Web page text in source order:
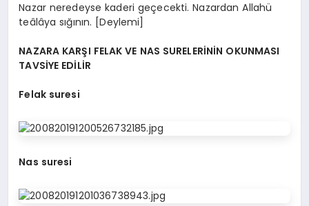
Nazar neredeyse kaderi geçecekti. Nazardan Allahü
teâlâya sığının. [Deylemi]
NAZARA KARŞI FELAK VE NAS SURELERİNİN OKUNMASI
TAVSİYE EDİLİR
Felak suresi
Nas suresi